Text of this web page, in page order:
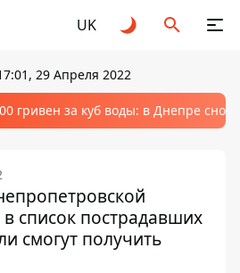
UK
29 Апреля 2022
гривен за куб воды: в Днепре
список пострадавших
смогут получить